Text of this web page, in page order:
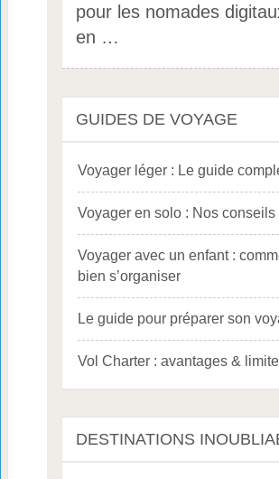
pour les nomades
en …
GUIDES DE VOYAGE
Voyager léger : Le guide
Voyager en solo : Nos conseils
Voyager avec un enfant :
bien s’organiser
Le guide pour préparer son
Vol Charter : avantages &
DESTINATIONS